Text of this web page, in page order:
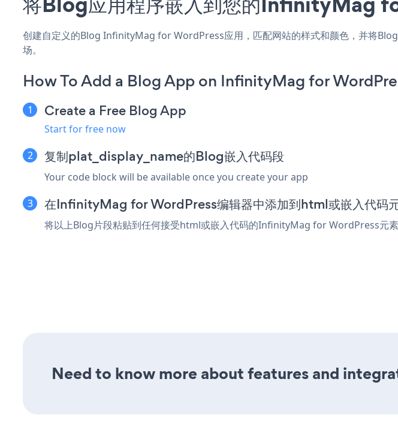
创建自定义的Blog InfinityMag for WordPress应用，匹配网站的样式和颜色，并将
场。
How To Add a Blog App on InfinityMag for
Create a Free Blog App
Start for free now
复制plat_display_name的Blog嵌入代码段
Your code block will be available once you create your app
在InfinityMag for WordPress编辑器中添加到html或嵌入代码
将以上Blog片段粘贴到任何接受html或嵌入代码的InfinityMag for WordPress元
Need to know more about features and